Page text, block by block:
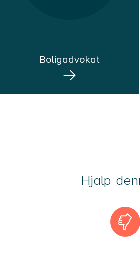
Boligadvokat
Hjalp